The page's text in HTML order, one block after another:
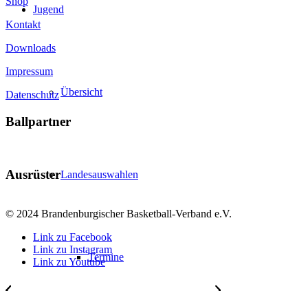
Jugend
Übersicht
Landesauswahlen
Termine
Kontakt
Downloads
Impressum
Datenschutz
Ballpartner
Ausrüster
© 2024 Brandenburgischer Basketball-Verband e.V.
Link zu Facebook
Link zu Instagram
Link zu Youtube